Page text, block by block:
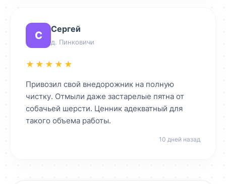
С
Сергей
д. Пинковичи
★★★★★
Привозил свой внедорожник на полную
чистку. Отмыли даже застарелые пятна от
собачьей шерсти. Ценник адекватный для
такого объема работы.
10 дней назад